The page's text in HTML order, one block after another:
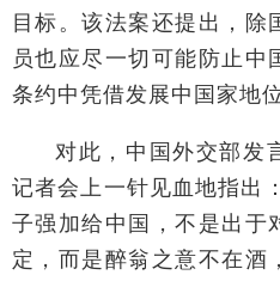
目标。该法案还提出，除
员也应尽一切可能防止中
条约中凭借发展中国家地
对此，中国外交部发
记者会上一针见血地指出
子强加给中国，不是出于
定，而是醉翁之意不在酒